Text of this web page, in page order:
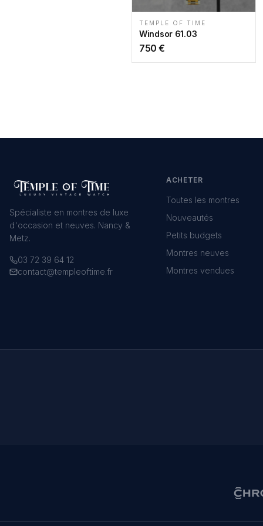
TEMPLE OF TIME
Windsor 61.03
750 €
Spécialiste en montres de luxe
d'occasion et neuves. Nancy &
Metz.
03 72 39 64 12
contact@templeoftime.fr
ACHETER
Toutes les montres
Nouveautés
Petits budgets
Montres neuves
Montres vendues